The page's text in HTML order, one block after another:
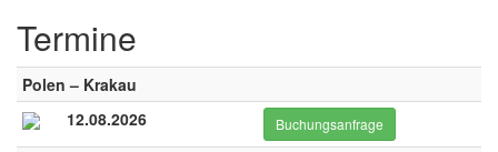
Termine
Polen – Krakau
12.08.2026
Buchungsanfrage